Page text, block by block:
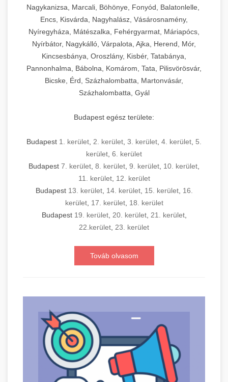
Nagykanizsa, Marcali, Böhönye, Fonyód, Balatonlelle,
Encs, Kisvárda, Nagyhalász, Vásárosnamény,
Nyíregyháza, Mátészalka, Fehérgyarmat, Máriapócs,
Nyírbátor, Nagykálló, Várpalota, Ajka, Herend, Mór,
Kincsesbánya, Oroszlány, Kisbér, Tatabánya,
Pannonhalma, Bábolna, Komárom, Tata, Pilisvörösvár,
Bicske, Érd, Százhalombatta, Martonvásár,
Százhalombatta, Gyál
Budapest egész területe:
Budapest 1. kerület, 2. kerület, 3. kerület, 4. kerület, 5.
kerület, 6. kerület
Budapest 7. kerület, 8. kerület, 9. kerület, 10. kerület,
11. kerület, 12. kerület
Budapest 13. kerület, 14. kerület, 15. kerület, 16.
kerület, 17. kerület, 18. kerület
Budapest 19. kerület, 20. kerület, 21. kerület,
22.kerület, 23. kerület
Továb olvasom